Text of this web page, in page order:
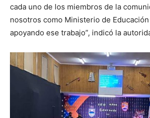
cada uno de los miembros de la
nosotros como Ministerio de
apoyando ese trabajo”, indicó la